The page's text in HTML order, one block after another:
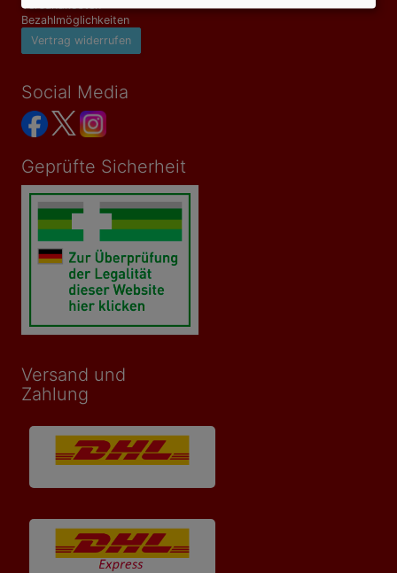
Versandkosten
Bezahlmöglichkeiten
Vertrag widerrufen
Social Media
Geprüfte Sicherheit
Versand und
Zahlung